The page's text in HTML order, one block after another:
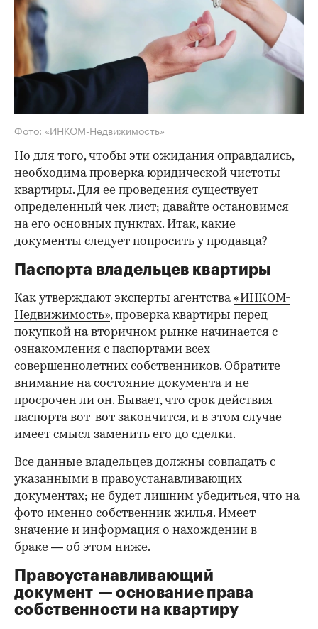
Фото: «ИНКОМ-Недвижимость»
Но для того, чтобы эти ожидания оправдались,
необходима проверка юридической чистоты
квартиры. Для ее проведения существует
определенный чек-лист; давайте остановимся
на его основных пунктах. Итак, какие
документы следует попросить у продавца?
Паспорта владельцев квартиры
Как утверждают эксперты агентства«ИНКОМ-
Недвижимость», проверка квартиры перед
покупкой на вторичном рынке начинается с
ознакомления с паспортами всех
совершеннолетних собственников. Обратите
внимание на состояние документа и не
просрочен ли он. Бывает, что срок действия
паспорта вот-вот закончится, и в этом случае
имеет смысл заменить его до сделки.
00:00 / 00:00
Все данные владельцев должны совпадать с
указанными в правоустанавливающих
документах; не будет лишним убедиться, что на
фото именно собственник жилья. Имеет
значение и информация о нахождении в
браке — об этом ниже.
Правоустанавливающий
документ — основание права
собственности на квартиру